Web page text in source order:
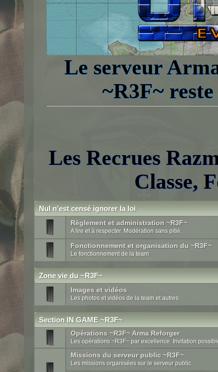
Le serveur
~R3F~
Les Recrues
Classe,
Nul n'est censé ignorer la loi
Règlement et administration ~R3F~
A lire et à respecter. Modération sans pitié.
Fonctionnement et organisation du ~R3F~
Le fonctionnement de la team
Zone vie du ~R3F~
Images et vidéos
Les photos et vidéos de la team et autres.
Section IN GAME ~R3F~
Opérations ~R3F~ Arma Reforger
Les opérations ~R3F~ par excellence. Invitation
Missions du serveur public ~R3F~
Les missions organisées sur le serveur public